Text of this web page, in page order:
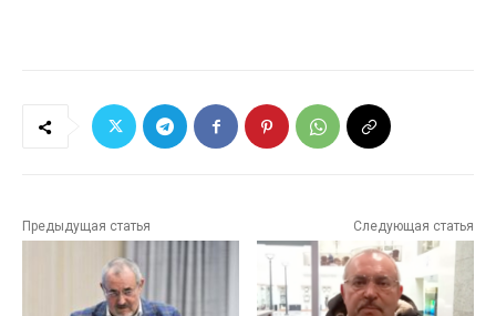
Предыдущая статья Следующая статья